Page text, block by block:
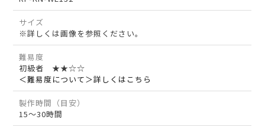
サイズ
※詳しくは画像を参照ください。
難易度
初級者 ★★☆☆
＜難易度について＞詳しくはこちら
製作時間（目安）
15～30時間